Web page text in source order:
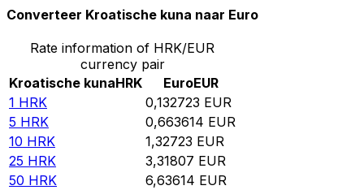
Converteer Kroatische kuna naar Euro
Rate information of HRK/EUR
currency pair
Kroatische kunaHRK EuroEUR
1 HRK 0,132723 EUR
5 HRK 0,663614 EUR
10 HRK 1,32723 EUR
25 HRK 3,31807 EUR
50 HRK 6,63614 EUR